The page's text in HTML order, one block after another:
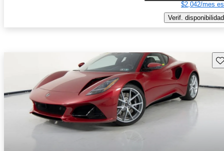
$2,042/mes
Verif. disponibilidad